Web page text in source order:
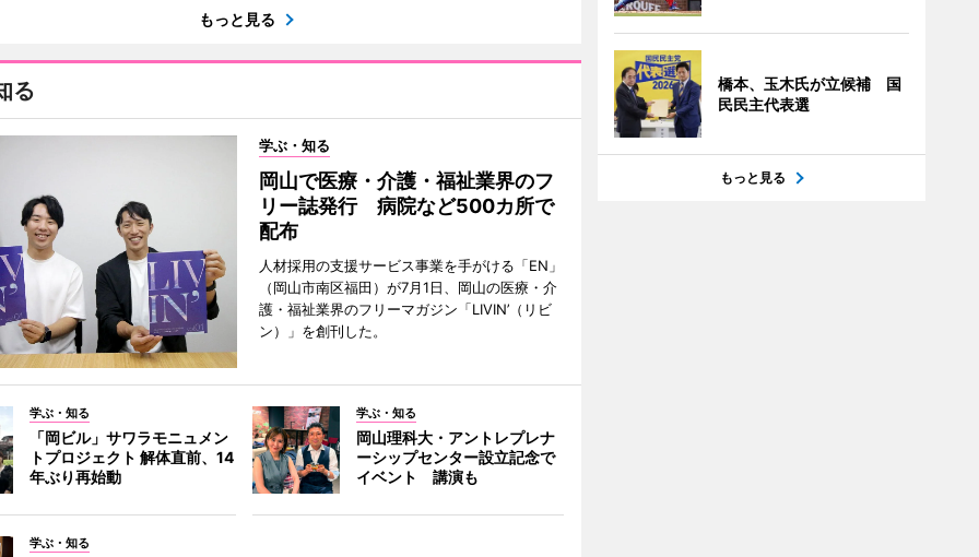
もっと見る
る
学ぶ・知る
岡山で医療・介護・福祉業界のフ
リー誌発行 病院など500カ所で
配布
人材採用の支援サービス事業を手がける「EN」
（岡山市南区福田）が7月1日、岡山の医療・介
護・福祉業界のフリーマガジン「LIVIN’（リビ
ン）」を創刊した。
学ぶ・知る
「岡ビル」サワラモニュメン
トプロジェクト 解体直前、14
年ぶり再始動
学ぶ・知る
岡山理科大・アントレプレナ
ーシップセンター設立記念で
イベント 講演も
学ぶ・知る
橋本、玉木氏が立候補 国
民民主代表選
もっと見る